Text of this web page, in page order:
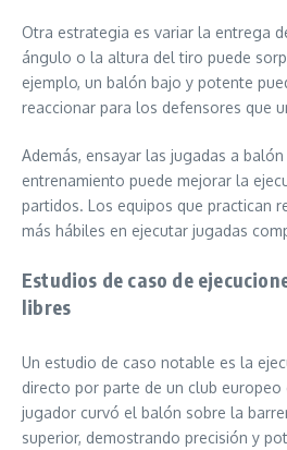
Otra estrategia es variar la entrega
ángulo o la altura del tiro puede
ejemplo, un balón bajo y potente
reaccionar para los defensores que
Además, ensayar las jugadas a
entrenamiento puede mejorar la
partidos. Los equipos que practican
más hábiles en ejecutar jugadas
Estudios de caso de
libres
Un estudio de caso notable es la
directo por parte de un club europeo
jugador curvó el balón sobre la
superior, demostrando precisión y